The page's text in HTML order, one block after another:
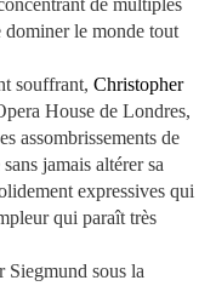
de multiples
dominer le monde tout
souffrant, Christopher
House de Londres,
assombrissements de
jamais altérer sa
expressives qui
qui paraît très
Siegmund sous la